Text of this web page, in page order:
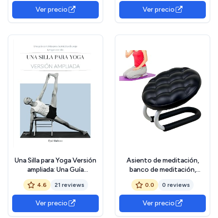
Yoga Invertidas para
Entrenamiento de Core en
el Gimnasio en Casa con
Ver precio
fitness para relajación y
entrenamiento de espalda |
antideslizante
Ver precio
Una Silla para Yoga Versión
ampliada: Una Guía
Completa para la Práctica
de Yoga Iyengar con Silla
4.6 21 reviews
Ver precio
Asiento de meditación,
banco de meditación,
taburete de oración para
arrodillarse, taburetes
ergonómicos, portátiles,
cómodos para relajarse,
mujeres, hombres, adultos,
0.0 0 reviews
Ver precio